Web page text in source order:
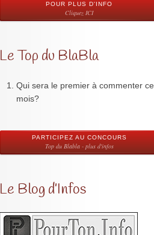
POUR PLUS D'INFO
Cliquez ICI
Le Top du BlaBla
Qui sera le premier à commenter ce
mois?
PARTICIPEZ AU CONCOURS
Top du Blabla - plus d'infos
Le Blog d’Infos